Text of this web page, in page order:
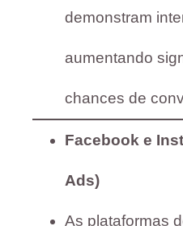
demonstram
aumentando
chances de
Facebook e
Ads)
As plataformas